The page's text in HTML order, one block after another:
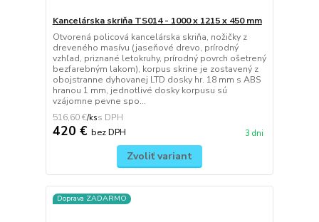
Kancelárska skriňa TS014 - 1000 x 1215 x 450 mm
Otvorená policová kancelárska skriňa, nožičky z
dreveného masívu (jaseňové drevo, prírodný
vzhľad, priznané letokruhy, prírodný povrch ošetrený
bezfarebným lakom), korpus skrine je zostavený z
obojstranne dyhovanej LTD dosky hr. 18 mm s ABS
hranou 1 mm, jednotlivé dosky korpusu sú
vzájomne pevne spo...
516,60 €/ks
420 € bez DPH 3 dni
Zvoliť variant
Doprava ZADARMO